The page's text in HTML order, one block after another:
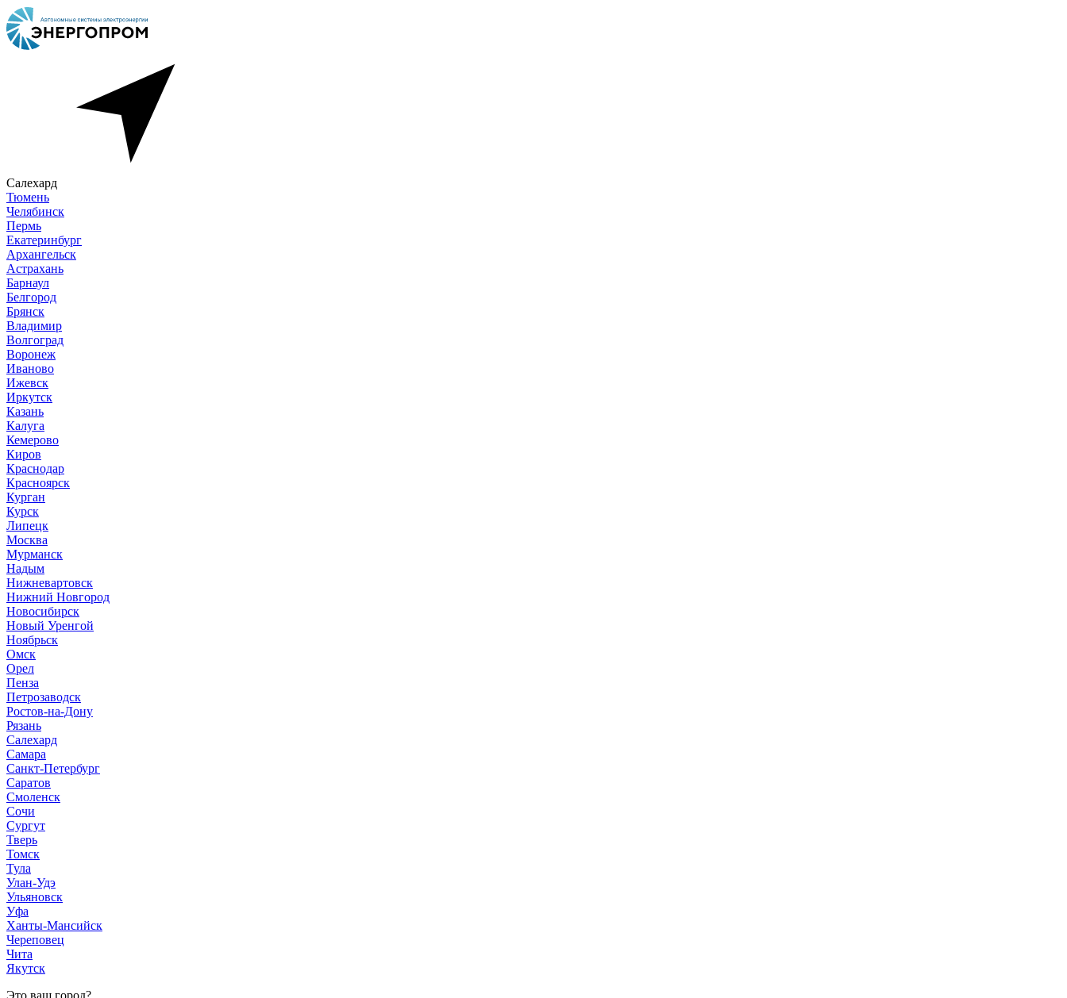
Салехард
Тюмень
Челябинск
Пермь
Екатеринбург
Архангельск
Астрахань
Барнаул
Белгород
Брянск
Владимир
Волгоград
Воронеж
Иваново
Ижевск
Иркутск
Казань
Калуга
Кемерово
Киров
Краснодар
Красноярск
Курган
Курск
Липецк
Москва
Мурманск
Надым
Нижневартовск
Нижний Новгород
Новосибирск
Новый Уренгой
Ноябрьск
Омск
Орел
Пенза
Петрозаводск
Ростов-на-Дону
Рязань
Салехард
Самара
Санкт-Петербург
Саратов
Смоленск
Сочи
Сургут
Тверь
Томск
Тула
Улан-Удэ
Ульяновск
Уфа
Ханты-Мансийск
Череповец
Чита
Якутск
Это ваш город?